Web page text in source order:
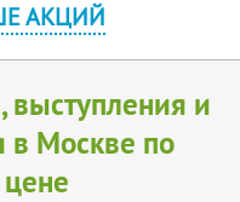
АКЦИЙ
выступления и
в Москве по